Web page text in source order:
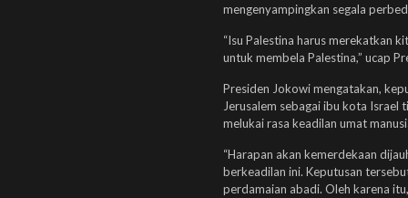
mengenyampingkan segala
“Isu Palestina harus merekatkan
untuk membela Palestina,” ucap
Presiden Jokowi mengatakan,
Jerusalem sebagai ibu kota Israel
melukai rasa keadilan umat
“Harapan akan kemerdekaan
berkeadilan ini. Keputusan
perdamaian abadi. Oleh karena